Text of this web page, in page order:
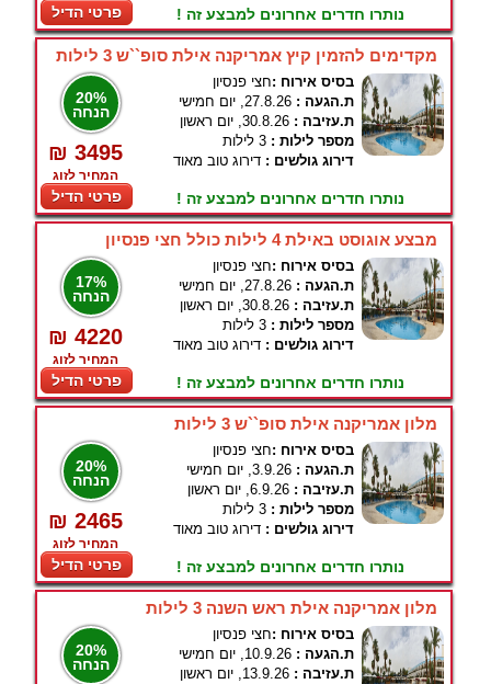
פרטי הדיל נותרו חדרים אחרונים למבצע זה !
מקדימים להזמין קיץ אמריקנה אילת סופ``ש 3 לילות
20%
הנחה
₪ 3495
המחיר לזוג
פרטי הדיל
בסיס אירוח :חצי פנסיון
ת.הגעה : 27.8.26, יום חמישי
ת.עזיבה : 30.8.26, יום ראשון
מספר לילות : 3 לילות
דירוג גולשים : דירוג טוב מאוד
נותרו חדרים אחרונים למבצע זה !
מבצע אוגוסט באילת 4 לילות כולל חצי פנסיון
17%
הנחה
₪ 4220
המחיר לזוג
פרטי הדיל
בסיס אירוח :חצי פנסיון
ת.הגעה : 27.8.26, יום חמישי
ת.עזיבה : 30.8.26, יום ראשון
מספר לילות : 3 לילות
דירוג גולשים : דירוג טוב מאוד
נותרו חדרים אחרונים למבצע זה !
מלון אמריקנה אילת סופ``ש 3 לילות
20%
הנחה
₪ 2465
המחיר לזוג
פרטי הדיל
בסיס אירוח :חצי פנסיון
ת.הגעה : 3.9.26, יום חמישי
ת.עזיבה : 6.9.26, יום ראשון
מספר לילות : 3 לילות
דירוג גולשים : דירוג טוב מאוד
נותרו חדרים אחרונים למבצע זה !
מלון אמריקנה אילת ראש השנה 3 לילות
20%
הנחה
בסיס אירוח :חצי פנסיון
ת.הגעה : 10.9.26, יום חמישי
ת.עזיבה : 13.9.26, יום ראשון